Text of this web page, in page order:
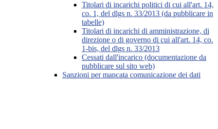
Titolari di incarichi politici di cui all'art. 14,
co. 1, del dlgs n. 33/2013 (da pubblicare in
tabelle)
Titolari di incarichi di amministrazione, di
direzione o di governo di cui all'art. 14, co.
1-bis, del dlgs n. 33/2013
Cessati dall'incarico (documentazione da
pubblicare sul sito web)
Sanzioni per mancata comunicazione dei dati